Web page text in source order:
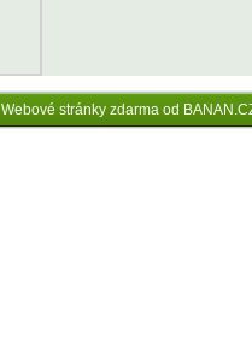
Webové stránky zdarma od